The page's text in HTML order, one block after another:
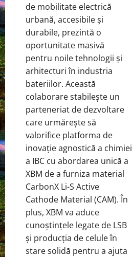
de mobilitate electrică
urbană, accesibile și
durabile, prezintă o
oportunitate masivă
pentru noile tehnologii și
arhitecturi în industria
bateriilor. Această
colaborare stabilește un
parteneriat de dezvoltare
care urmărește să
valorifice platforma de
inovație agnostică a chimiei
a IBC cu abordarea unică a
XBM de a furniza material
CarbonX Li-S Active
Cathode Material (CAM). În
plus, XBM va aduce
cunoștințele legate de LSB
și producția de celule în
stare solidă pentru a ajuta